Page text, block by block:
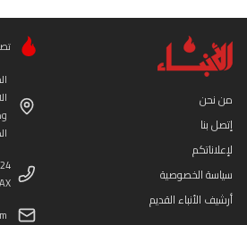
من نحن
إتصل بنا
لإعلاناتكم
سياسة الخصوصية
أرشيف الأنباء القديم